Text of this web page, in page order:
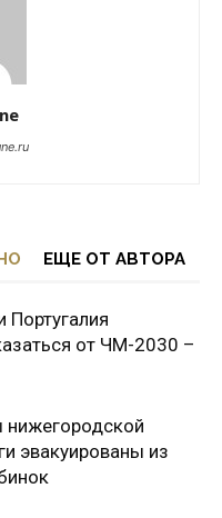
ЕЩЕ ОТ АВТОРА
от ЧМ-2030 –
эвакуированы из